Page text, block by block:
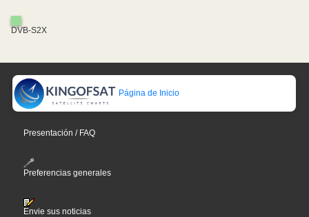
DVB-S2X
Página de Inicio
Presentación / FAQ
Preferencias generales
Envie sus noticias